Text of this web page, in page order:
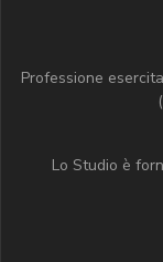
Professione
Lo Studio è